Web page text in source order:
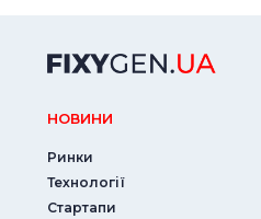
НОВИНИ
Ринки
Технології
Стартапи